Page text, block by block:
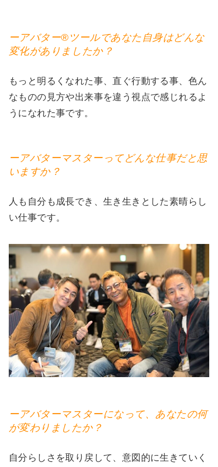
ーアバター®︎ツールであなた自身はどんな
変化がありましたか？
もっと明るくなれた事、直ぐ行動する事、色ん
なものの見方や出来事を違う視点で感じれるよ
うになれた事です。
ーアバターマスターってどんな仕事だと思
いますか？
人も自分も成長でき、生き生きとした素晴らし
い仕事です。
ーアバターマスターになって、あなたの何
が変わりましたか？
自分らしさを取り戻して、意図的に生きていく